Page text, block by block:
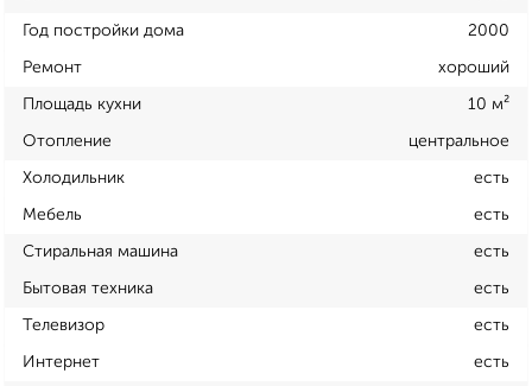
Год постройки дома 2000
Ремонт хороший
Площадь кухни 10 м²
Отопление центральное
Холодильник есть
Мебель есть
Стиральная машина есть
Бытовая техника есть
Телевизор есть
Интернет есть